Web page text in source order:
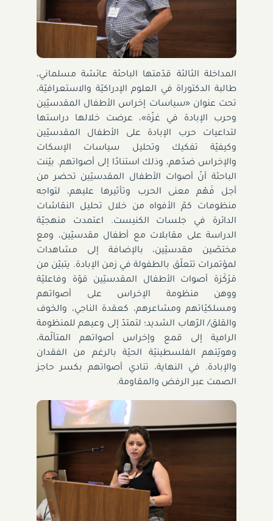
المداخلة الثالثة قدّمتها الباحثة عائشة مسلماني،
طالبة الدكتوراة في العلوم الإدراكيّة والاستعرافيّة،
تحت عنوان «سياسات إخراس الأطفال المقدسيّين
وحرب الإبادة في غزّة»، عرضت خلالها دراستها
لتداعيات حرب الإبادة على الأطفال المقدسيّين
وكيفيّة تفكيك وتحليل سياسات الإسكات
والإخراس ضدّهم، وذلك استنادًا إلى أصواتهم. بيّنت
الباحثة أنّ أصوات الأطفال المقدسيّين تحضر من
أجل فَهْم معنى الحرب وتأثيرها عليهم، لتواجه
منظومات كمّ الأفواه من خلال تحليل النقاشات
الدائرة في جلسات الكنيست. اعتمدت منهجيّة
الدراسة على مقابلات مع أطفال مقدسيّين، ومع
مختصّين مقدسيّين، بالإضافة إلى مشاهدات
لمؤتمرات تتعلّق بالطفولة في زمن الإبادة. يتبيّن من
مَرْكَزة أصوات الأطفال المقدسيّين قوّة وفاعليّة
ووهن منظومة الإخراس على أصواتهم
ومسلكيّاتهم ومشاعرهم، كعقدة الناجي، والخوف
والقلق/ الرّهاب الشديد؛ لتمتدّ إلى وعيهم للمنظومة
الرامية إلى قمع وإخراس أصواتهم المتألّمة،
وهويّتهم الفلسطينيّة الحيّة بالرغم من الفقدان
والإبادة. في النهاية، تنادي أصواتهم بكسر حاجز
الصمت عبر الرفض والمقاومة.